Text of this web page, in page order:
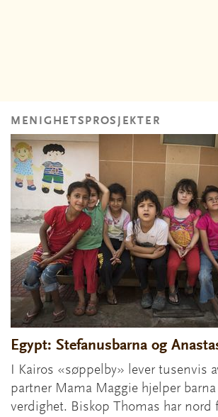
MENIGHETSPROSJEKTER
Egypt: Stefanusbarna og
I Kairos «søppelby» lever tusenvis
partner Mama Maggie hjelper
verdighet. Biskop Thomas har nord